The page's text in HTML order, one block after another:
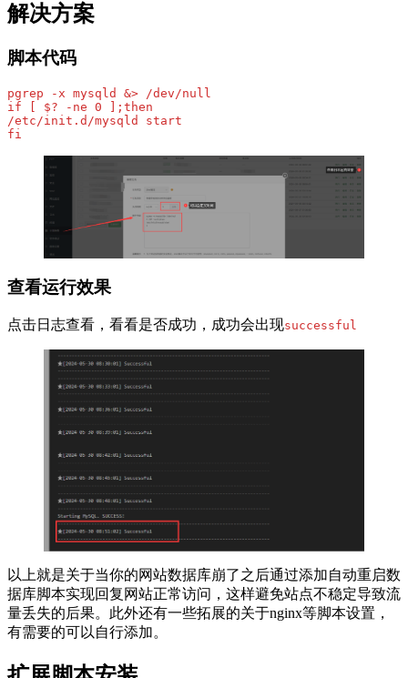
解决方案
脚本代码
pgrep -x mysqld &> /dev/null
if [ $? -ne 0 ];then
/etc/init.d/mysqld start
fi
查看运行效果
点击日志查看，看看是否成功，成功会出现successful
以上就是关于当你的网站数据库崩了之后通过添加自动重启数
据库脚本实现回复网站正常访问，这样避免站点不稳定导致流
量丢失的后果。此外还有一些拓展的关于nginx等脚本设置，
有需要的可以自行添加。